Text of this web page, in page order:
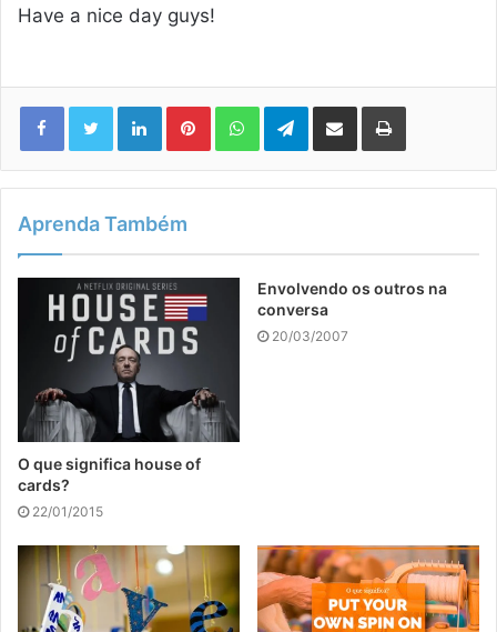
Have a nice day guys!
LinkedinPinterestWhatsAppTelegram
Compartilhar via e-mail Imprimir
Aprenda Também
O que significa house of
cards?
22/01/2015
Envolvendo os outros na
conversa
20/03/2007